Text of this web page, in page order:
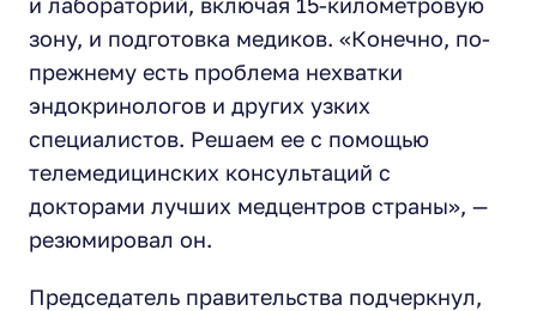
зону, и подготовка медиков. «Конечно, по-
прежнему есть проблема нехватки
эндокринологов и других узких
специалистов. Решаем ее с помощью
телемедицинских консультаций с
докторами лучших медцентров страны», —
резюмировал он.
Председатель правительства подчеркнул,